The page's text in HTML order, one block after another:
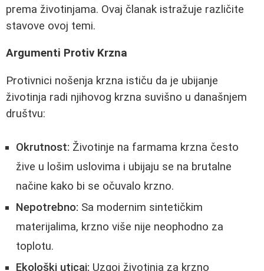
prema životinjama. Ovaj članak istražuje različite
stavove ovoj temi.
Argumenti Protiv Krzna
Protivnici nošenja krzna ističu da je ubijanje
životinja radi njihovog krzna suvišno u današnjem
društvu:
Okrutnost: Životinje na farmama krzna često
žive u lošim uslovima i ubijaju se na brutalne
načine kako bi se očuvalo krzno.
Nepotrebno: Sa modernim sintetičkim
materijalima, krzno više nije neophodno za
toplotu.
Ekološki uticaj: Uzgoj životinja za krzno